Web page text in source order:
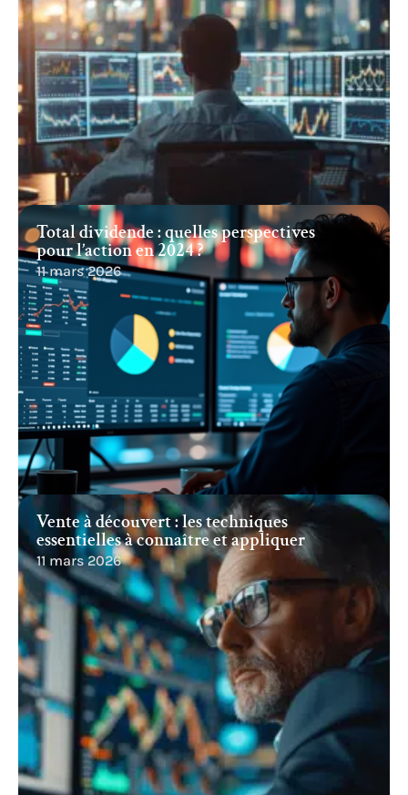
Total dividende : quelles perspectives
pour l’action en 2024 ?
11 mars 2026
Vente à découvert : les techniques
essentielles à connaître et appliquer
11 mars 2026